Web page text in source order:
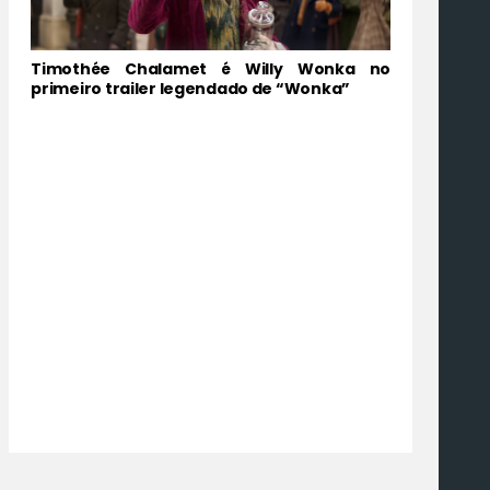
Timothée Chalamet é Willy Wonka no
primeiro trailer legendado de “Wonka”